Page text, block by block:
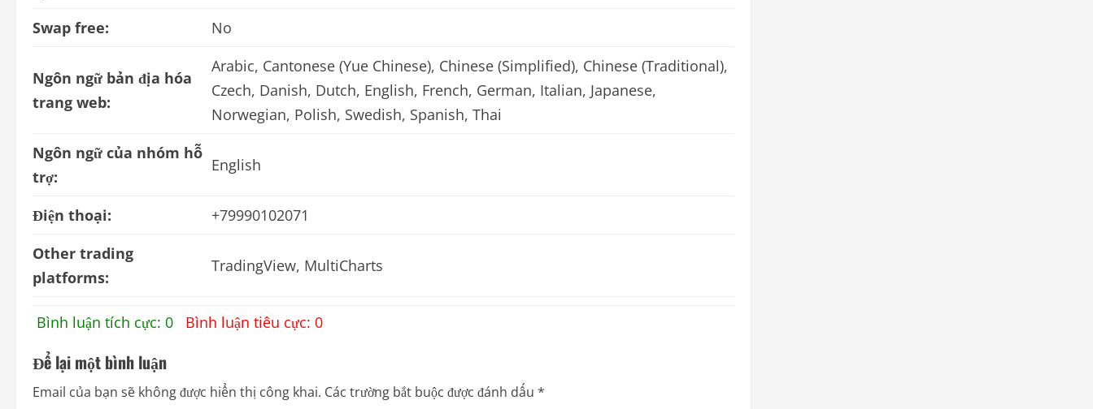
Swap free: No
Ngôn ngữ bản địa hóa
trang web:
Arabic, Cantonese (Yue Chinese), Chinese (Simplified), Chinese (Traditional),
Czech, Danish, Dutch, English, French, German, Italian, Japanese,
Norwegian, Polish, Swedish, Spanish, Thai
Ngôn ngữ của nhóm hỗ
trợ:
English
Điện thoại:
+79990102071
Other trading
platforms:
TradingView, MultiCharts
Bình luận tích cực: 0 Bình luận tiêu cực: 0
Để lại một bình luận
Email của bạn sẽ không được hiển thị công khai. Các trường bắt buộc được đánh dấu *